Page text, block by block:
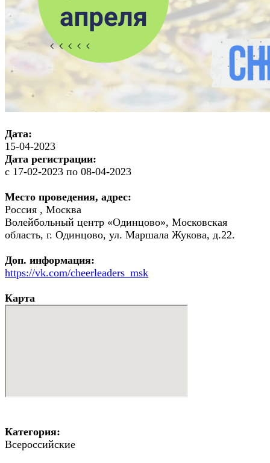
Дата:
15-04-2023
Дата регистрации:
с 17-02-2023 по 08-04-2023
Место проведения, адрес:
Россия , Москва
Волейбольный центр «Одинцово», Московская
область, г. Одинцово, ул. Маршала Жукова, д.22.
Доп. информация:
https://vk.com/cheerleaders_msk
Карта
Категория:
Всероссийские